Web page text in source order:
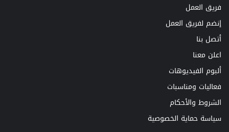
فريق العمل
إنضم لفريق العمل
أتصل بنا
اعلن معنا
ألبوم الفيديوهات
فعاليات ومناسبات
الشروط والأحكام
سياسة حماية الخصوصية